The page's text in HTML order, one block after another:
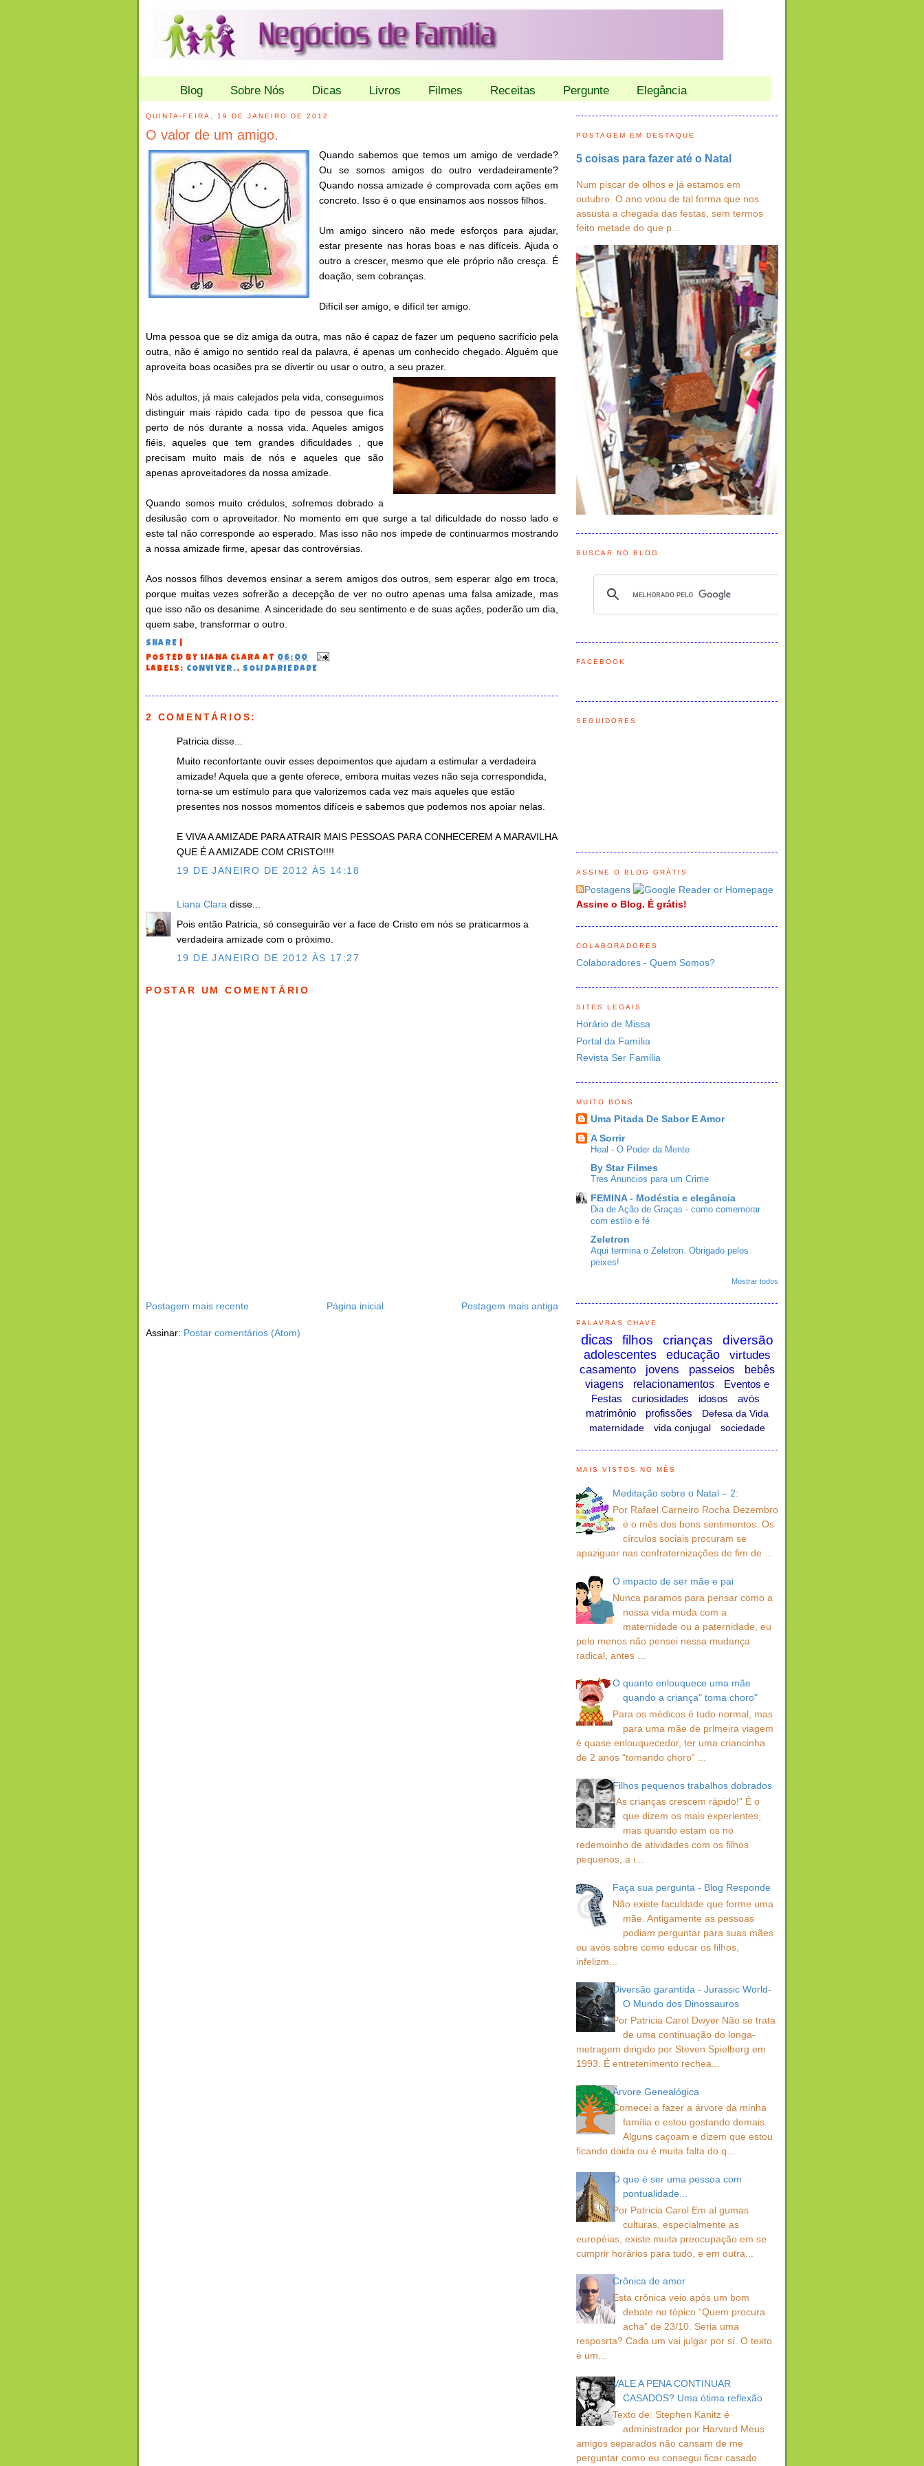
Blog Sobre Nós Dicas Livros Filmes Receitas Pergunte Elegância
QUINTA-FEIRA, 19 DE JANEIRO DE 2012
O valor de um amigo.
Quando sabemos que temos um amigo de verdade?
Ou se somos amigos do outro verdadeiramente?
Quando nossa amizade é comprovada com ações em
concreto. Isso é o que ensinamos aos nossos filhos.
Um amigo sincero não mede esforços para ajudar,
estar presente nas horas boas e nas difíceis. Ajuda o
outro a crescer, mesmo que ele próprio não cresça. É
doação, sem cobranças.
Difícil ser amigo, e difícil ter amigo.
Uma pessoa que se diz amiga da outra, mas não é capaz de fazer um pequeno sacrifício pela
outra, não é amigo no sentido real da palavra, é apenas um conhecido chegado. Alguém que
aproveita boas ocasiões pra se divertir ou usar o outro, a seu prazer.
Nós adultos, já mais calejados pela vida, conseguimos
distinguir mais rápido cada tipo de pessoa que fica
perto de nós durante a nossa vida. Aqueles amigos
fiéis, aqueles que tem grandes dificuldades , que
precisam muito mais de nós e aqueles que são
apenas aproveitadores da nossa amizade.
Quando somos muito crédulos, sofremos dobrado a
desilusão com o aproveitador. No momento em que surge a tal dificuldade do nosso lado e
este tal não corresponde ao esperado. Mas isso não nos impede de continuarmos mostrando
a nossa amizade firme, apesar das controvérsias.
Aos nossos filhos devemos ensinar a serem amigos dos outros, sem esperar algo em troca,
porque muitas vezes sofrerão a decepção de ver no outro apenas uma falsa amizade, mas
que isso não os desanime. A sinceridade do seu sentimento e de suas ações, poderão um dia,
quem sabe, transformar o outro.
SHARE
POSTED BY LIANA CLARA AT 06:00
LABELS: CONVIVER., SOLIDARIEDADE
2 COMENTÁRIOS:
Patricia disse...
Muito reconfortante ouvir esses depoimentos que ajudam a estimular a verdadeira
amizade! Aquela que a gente oferece, embora muitas vezes não seja correspondida,
torna-se um estímulo para que valorizemos cada vez mais aqueles que estão
presentes nos nossos momentos difíceis e sabemos que podemos nos apoiar nelas.
E VIVA A AMIZADE PARA ATRAIR MAIS PESSOAS PARA CONHECEREM A MARAVILHA
QUE É A AMIZADE COM CRISTO!!!!
19 DE JANEIRO DE 2012 ÀS 14:18
Liana Clara disse...
Pois então Patricia, só conseguirão ver a face de Cristo em nós se praticarmos a
verdadeira amizade com o próximo.
19 DE JANEIRO DE 2012 ÀS 17:27
POSTAR UM COMENTÁRIO
Postagem mais recente Postagem mais antiga
Página inicial
Assinar: Postar comentários (Atom)
POSTAGEM EM DESTAQUE
5 coisas para fazer até o Natal
Num piscar de olhos e já estamos em
outubro. O ano voou de tal forma que nos
assusta a chegada das festas, sem termos
feito metade do que p...
BUSCAR NO BLOG
FACEBOOK
SEGUIDORES
ASSINE O BLOG GRÁTIS
Postagens
Assine o Blog. É grátis!
COLABORADORES
Colaboradores - Quem Somos?
SITES LEGAIS
Horário de Missa
Portal da Família
Revista Ser Familia
MUITO BONS
Uma Pitada De Sabor E Amor
A Sorrir
Heal - O Poder da Mente
By Star Filmes
Tres Anuncios para um Crime
FEMINA - Modéstia e elegância
Dia de Ação de Graças - como comemorar
com estilo e fé
Zeletron
Aqui termina o Zeletron. Obrigado pelos
peixes!
Mostrar todos
PALAVRAS CHAVE
dicas filhos crianças diversão
adolescentes educação
virtudes
casamento
jovens passeios
bebês
viagens
relacionamentos
Eventos e
Festas
curiosidades idosos
avós
matrimônio
profissões
Defesa da Vida
maternidade
vida conjugal sociedade
MAIS VISTOS NO MÊS
Meditação sobre o Natal – 2:
Por Rafael Carneiro Rocha Dezembro
é o mês dos bons sentimentos. Os
círculos sociais procuram se
apaziguar nas confraternizações de fim de ...
O impacto de ser mãe e pai
Nunca paramos para pensar como a
nossa vida muda com a
maternidade ou a paternidade, eu
pelo menos não pensei nessa mudança
radical, antes ...
O quanto enlouquece uma mãe
quando a criança" toma choro"
Para os médicos é tudo normal, mas
para uma mãe de primeira viagem
é quase enlouquecedor, ter uma criancinha
de 2 anos “tomando choro” ...
Filhos pequenos trabalhos dobrados
“As crianças crescem rápido!” É o
que dizem os mais experientes,
mas quando estam os no
redemoinho de atividades com os filhos
pequenos, a i...
Faça sua pergunta - Blog Responde
Não existe faculdade que forme uma
mãe. Antigamente as pessoas
podiam perguntar para suas mães
ou avós sobre como educar os filhos,
infelizm...
Diversão garantida - Jurassic World-
O Mundo dos Dinossauros
Por Patricia Carol Dwyer Não se trata
de uma continuação do longa-
metragem dirigido por Steven Spielberg em
1993. É entretenimento rechea...
Árvore Genealógica
Comecei a fazer a árvore da minha
família e estou gostando demais.
Alguns caçoam e dizem que estou
ficando doida ou é muita falta do q...
O que é ser uma pessoa com
pontualidade...
Por Patricia Carol Em al gumas
culturas, especialmente as
européias, existe muita preocupação em se
cumprir horários para tudo, e em outra...
Crônica de amor
Esta crônica veio após um bom
debate no tópico “Quem procura
acha” de 23/10. Seria uma
resposrta? Cada um vai julgar por sí. O texto
é um...
VALE A PENA CONTINUAR
CASADOS? Uma ótima reflexão
Texto de: Stephen Kanitz é
administrador por Harvard Meus
amigos separados não cansam de me
perguntar como eu consegui ficar casado